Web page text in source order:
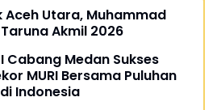
Aceh Utara, Muhammad
Akmil 2026
Cabang Medan Sukses
MURI Bersama Puluhan
Indonesia